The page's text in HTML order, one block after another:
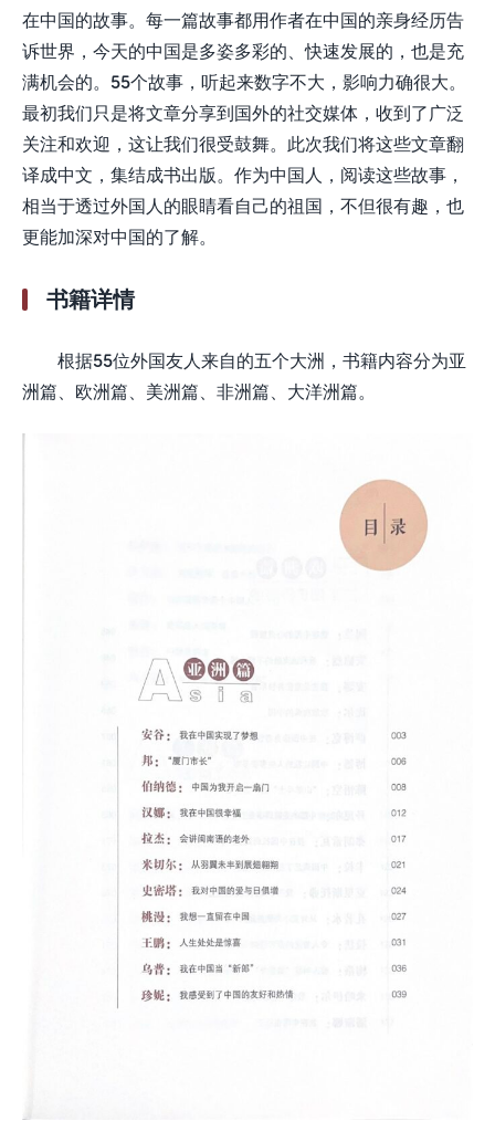
在中国的故事。每一篇故事都用作者在中国的亲身经历告
诉世界，今天的中国是多姿多彩的、快速发展的，也是充
满机会的。55个故事，听起来数字不大，影响力确很大。
最初我们只是将文章分享到国外的社交媒体，收到了广泛
关注和欢迎，这让我们很受鼓舞。此次我们将这些文章翻
译成中文，集结成书出版。作为中国人，阅读这些故事，
相当于透过外国人的眼睛看自己的祖国，不但很有趣，也
更能加深对中国的了解。
书籍详情
根据55位外国友人来自的五个大洲，书籍内容分为亚
洲篇、欧洲篇、美洲篇、非洲篇、大洋洲篇。